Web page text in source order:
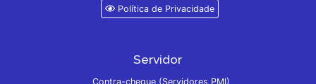
Política de Privacidade
Servidor
Contra-cheque (Servidores PMI)